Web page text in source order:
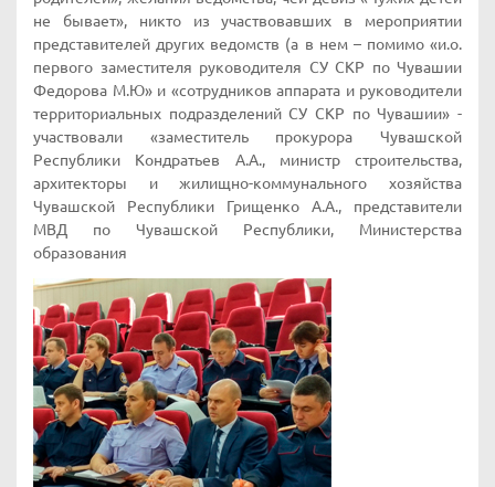
не бывает», никто из участвовавших в мероприятии
представителей других ведомств (а в нем – помимо «и.о.
первого заместителя руководителя СУ СКР по Чувашии
Федорова М.Ю» и «сотрудников аппарата и руководители
территориальных подразделений СУ СКР по Чувашии» -
участвовали «заместитель прокурора Чувашской
Республики Кондратьев А.А., министр строительства,
архитекторы и жилищно-коммунального хозяйства
Чувашской Республики Грищенко А.А., представители
МВД по Чувашской Республики, Министерства
образования